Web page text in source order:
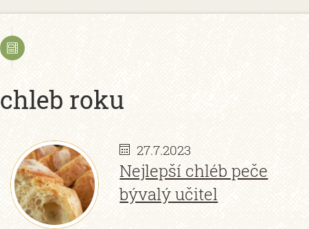
chleb roku
27.7.2023
Nejlepší chléb peče
bývalý učitel